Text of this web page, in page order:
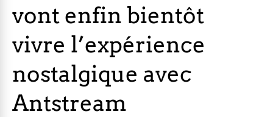
vont enfin bientôt
vivre l’expérience
nostalgique avec
Antstream